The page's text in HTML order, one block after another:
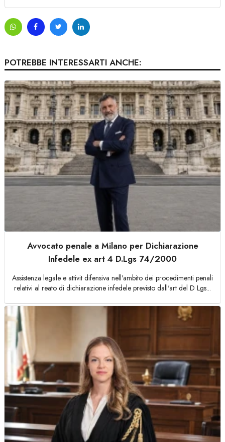
POTREBBE INTERESSARTI ANCHE:
Avvocato penale a Milano per Dichiarazione
Infedele ex art 4 D.Lgs 74/2000
Assistenza legale e attivit difensiva nell'ambito dei procedimenti penali
relativi al reato di dichiarazione infedele previsto dall'art del D Lgs...